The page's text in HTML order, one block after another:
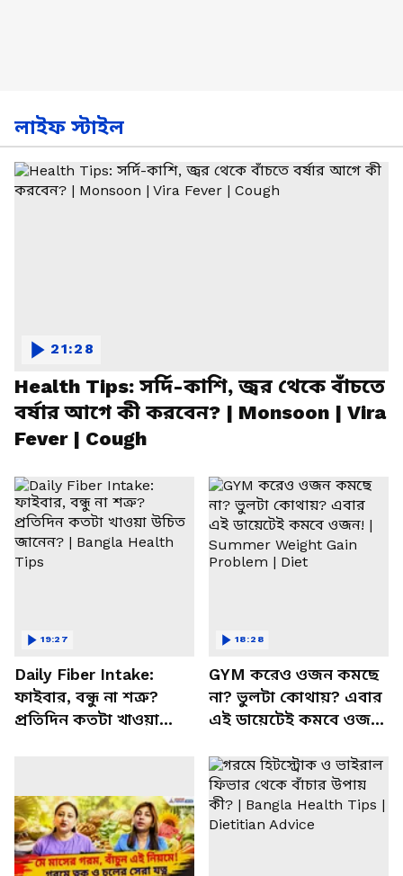
লাইফ স্টাইল
Health Tips: সর্দি-কাশি, জ্বর থেকে বাঁচতে
বর্ষার আগে কী করবেন? | Monsoon | Vira
Fever | Cough
21:28
Daily Fiber Intake:
ফাইবার, বন্ধু না শত্রু?
প্রতিদিন কতটা খাওয়া
19:27
GYM করেও ওজন কমছে
না? ভুলটা কোথায়? এবার
এই ডায়েটেই কমবে ওজন!
Problem | Diet
18:28